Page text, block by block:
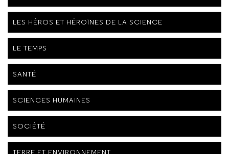
LES HÉROS ET HÉROÏNES DE LA SCIENCE
LE TEMPS
SANTÉ
SCIENCES HUMAINES
SOCIÉTÉ
TERRE ET ENVIRONNEMENT